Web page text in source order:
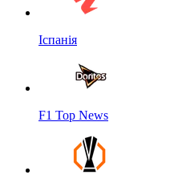
Іспанія
F1 Top News